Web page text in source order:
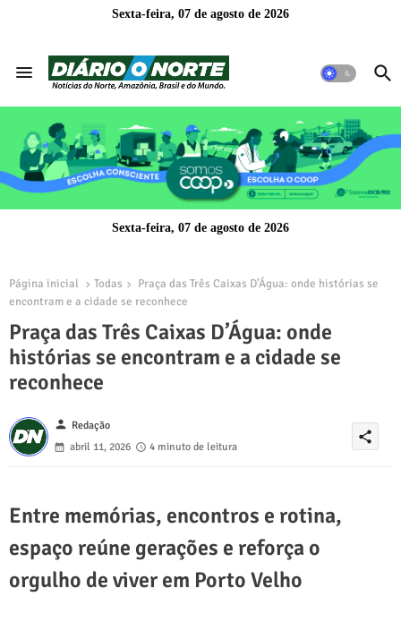
Sexta-feira, 07 de agosto de 2026
Sexta-feira, 07 de agosto de 2026
Página inicial Todas
Praça das Três Caixas D’Água: onde histórias se
encontram e a cidade se reconhece
Praça das Três Caixas D’Água: onde
histórias se encontram e a cidade se
reconhece
person Redação
abril 11, 2026
4 minuto de leitura
share
Entre memórias, encontros e rotina,
espaço reúne gerações e reforça o
orgulho de viver em Porto Velho